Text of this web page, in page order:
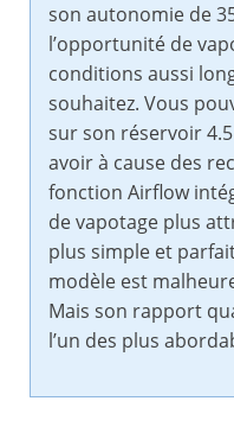
son autonomie de
l’opportunité de
conditions aussi
souhaitez. Vous
sur son réservoir
avoir à cause des
fonction Airflow
de vapotage plus
plus simple et
modèle est
Mais son rapport
l’un des plus